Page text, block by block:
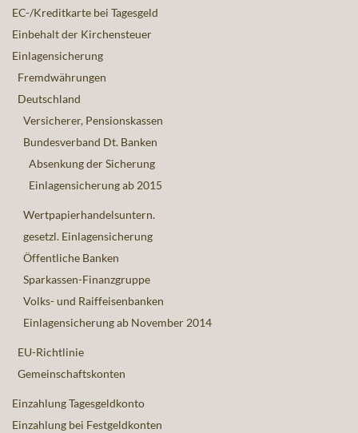
EC-/Kreditkarte bei Tagesgeld
Einbehalt der Kirchensteuer
Einlagensicherung
Fremdwährungen
Deutschland
Versicherer, Pensionskassen
Bundesverband Dt. Banken
Absenkung der Sicherung
Einlagensicherung ab 2015
Wertpapierhandelsuntern.
gesetzl. Einlagensicherung
Öffentliche Banken
Sparkassen-Finanzgruppe
Volks- und Raiffeisenbanken
Einlagensicherung ab November 2014
EU-Richtlinie
Gemeinschaftskonten
Einzahlung Tagesgeldkonto
Einzahlung bei Festgeldkonten